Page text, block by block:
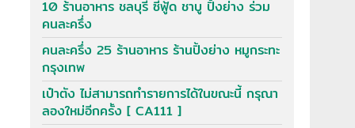
10 ร้านอาหาร ชลบุรี ซีฟู้ด ชาบู ปิ้งย่าง ร่วม
คนละครึ่ง
คนละครึ่ง 25 ร้านอาหาร ร้านปิ้งย่าง หมูกระทะ
กรุงเทพ
เป๋าตัง ไม่สามารถทำรายการได้ในขณะนี้ กรุณา
ลองใหม่อีกครั้ง [ CA111 ]